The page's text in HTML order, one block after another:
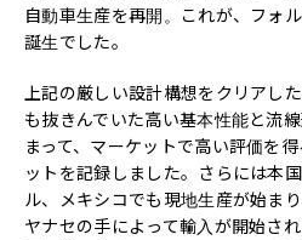
自動車生産を再開。これが、フォ
誕生でした。
上記の厳しい設計構想をクリアし
も抜きんでいた高い基本性能と流
まって、マーケットで高い評価を
ットを記録しました。さらには本
ル、メキシコでも現地生産が始ま
ヤナセの手によって輸入が開始さ